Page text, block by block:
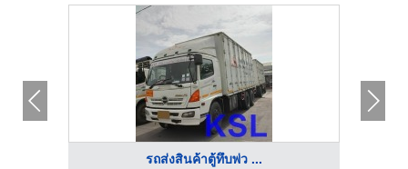
รถส่งสินค้าตู้ทึบพ่ว ...